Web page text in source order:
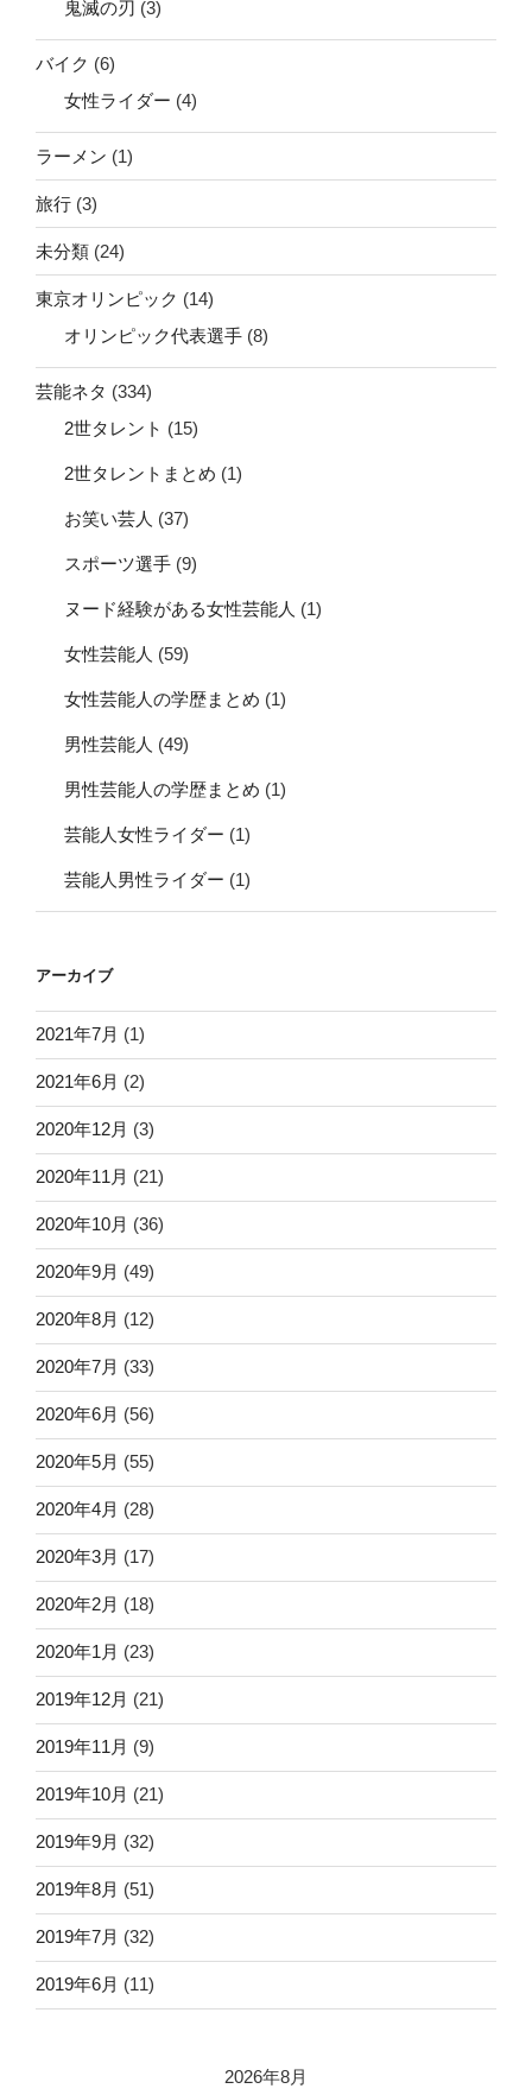
鬼滅の刃 (3)
バイク (6)
女性ライダー (4)
ラーメン (1)
旅行 (3)
未分類 (24)
東京オリンピック (14)
オリンピック代表選手 (8)
芸能ネタ (334)
2世タレント (15)
2世タレントまとめ (1)
お笑い芸人 (37)
スポーツ選手 (9)
ヌード経験がある女性芸能人 (1)
女性芸能人 (59)
女性芸能人の学歴まとめ (1)
男性芸能人 (49)
男性芸能人の学歴まとめ (1)
芸能人女性ライダー (1)
芸能人男性ライダー (1)
アーカイブ
2021年7月 (1)
2021年6月 (2)
2020年12月 (3)
2020年11月 (21)
2020年10月 (36)
2020年9月 (49)
2020年8月 (12)
2020年7月 (33)
2020年6月 (56)
2020年5月 (55)
2020年4月 (28)
2020年3月 (17)
2020年2月 (18)
2020年1月 (23)
2019年12月 (21)
2019年11月 (9)
2019年10月 (21)
2019年9月 (32)
2019年8月 (51)
2019年7月 (32)
2019年6月 (11)
2026年8月